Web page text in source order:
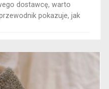
dostawcę, warto
pokazuje, jak